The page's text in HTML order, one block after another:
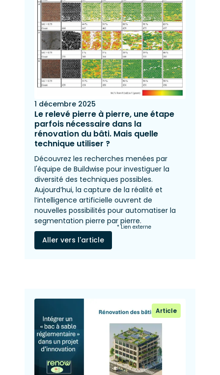
1 décembre 2025
Le relevé pierre à pierre, une étape
parfois nécessaire dans la
rénovation du bâti. Mais quelle
technique utiliser ?
Découvrez les recherches menées par
l'équipe de Buildwise pour investiguer la
diversité des techniques possibles.
Aujourd’hui, la capture de la réalité et
l’intelligence artificielle ouvrent de
nouvelles possibilités pour automatiser la
segmentation pierre par pierre.
Aller vers l'article
* Lien externe
Article